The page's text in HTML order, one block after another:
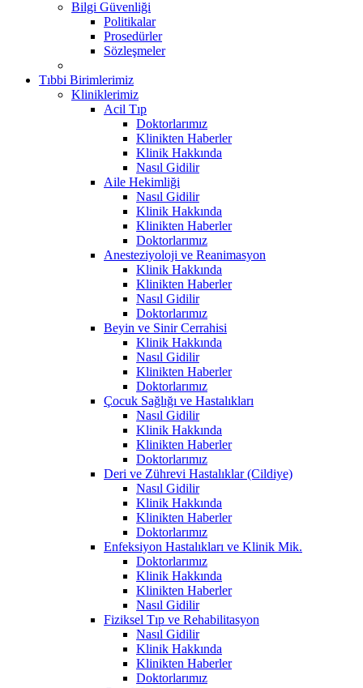
Bilgi Güvenliği
Politikalar
Prosedürler
Sözleşmeler
Tıbbi Birimlerimiz
Kliniklerimiz
Acil Tıp
Doktorlarımız
Klinikten Haberler
Klinik Hakkında
Nasıl Gidilir
Aile Hekimliği
Nasıl Gidilir
Klinik Hakkında
Klinikten Haberler
Doktorlarımız
Anesteziyoloji ve Reanimasyon
Klinik Hakkında
Klinikten Haberler
Nasıl Gidilir
Doktorlarımız
Beyin ve Sinir Cerrahisi
Klinik Hakkında
Nasıl Gidilir
Klinikten Haberler
Doktorlarımız
Çocuk Sağlığı ve Hastalıkları
Nasıl Gidilir
Klinik Hakkında
Klinikten Haberler
Doktorlarımız
Deri ve Zührevi Hastalıklar (Cildiye)
Nasıl Gidilir
Klinik Hakkında
Klinikten Haberler
Doktorlarımız
Enfeksiyon Hastalıkları ve Klinik Mik.
Doktorlarımız
Klinik Hakkında
Klinikten Haberler
Nasıl Gidilir
Fiziksel Tıp ve Rehabilitasyon
Nasıl Gidilir
Klinik Hakkında
Klinikten Haberler
Doktorlarımız